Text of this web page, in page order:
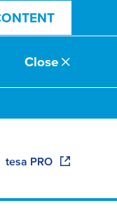
Close
tesa PRO